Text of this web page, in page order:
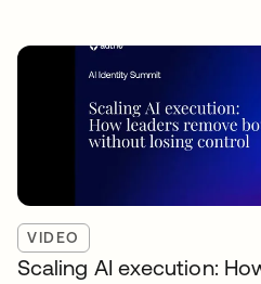
VIDEO
Scaling AI execution: